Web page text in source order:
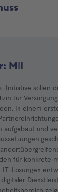
MII
Initiative sollen
für
In einem
aufgebaut und
für konkrete
IT-Lösungen